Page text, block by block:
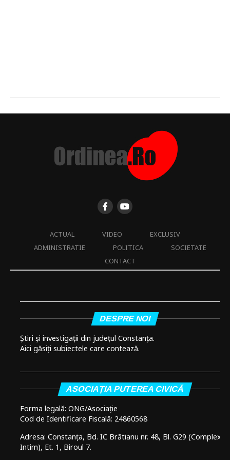
ACTUAL VIDEO
EXCLUSIV
ADMINISTRATIE
POLITICA
SOCIETATE
CONTACT
DESPRE NOI
Știri și investigații din județul Constanța.
Aici găsiți subiectele care contează.
ASOCIAȚIA PUTEREA CIVICĂ
Forma legală: ONG/Asociație
Cod de Identificare Fiscală: 24860568
Adresa: Constanța, Bd. IC Brătianu nr. 48, Bl. G29 (Complex
Intim), Et. 1, Biroul 7.